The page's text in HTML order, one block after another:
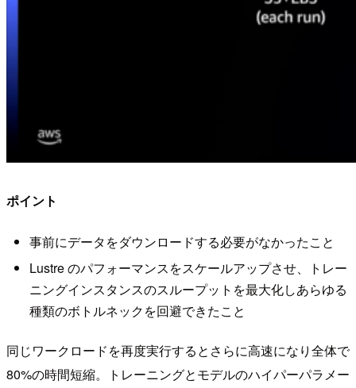
ポイント
事前にデータをダウンロードする必要がなかったこと
Lustre のパフォーマンスをスケールアップさせ、トレー
ニングインスタンスのスループットを最大化しあらゆる
種類のボトルネックを回避できたこと
同じワークロードを再度実行するとさらに高速になり全体で
80%の時間短縮。トレーニングとモデルのハイパーパラメー